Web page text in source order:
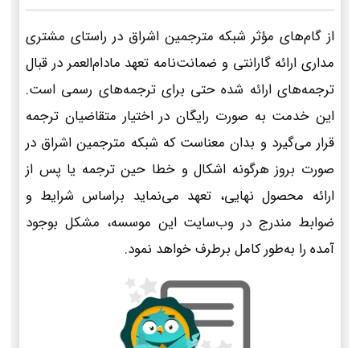
از گام‌های مؤثر شبکه مترجمین اشراق در راستای مشتری
مداری ارائه گارانتی و ضمانت‌نامه تعهد مادام‌العمر در قبال
ترجمه‌های ارائه شده حتی برای ترجمه‌های رسمی است.
این خدمت به صورت رایگان در اختیار متقاضیان ترجمه
قرار می‌گیرد و بدان معناست که شبکه مترجمین اشراق در
صورت بروز هرگونه اشکال و خطا حین ترجمه یا پس از
ارائه محصول نهایی، تعهد می‌نماید براساس شرایط و
ضوابط مندرج در وب‌سایت این موسسه، مشکل بوجود
آمده را به‌طور کامل برطرف خواهد نمود.